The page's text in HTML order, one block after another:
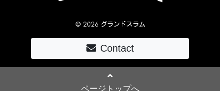
© 2026 グランドスラム
Contact
ページトップへ